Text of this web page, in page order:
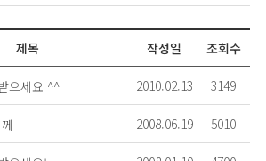
제목 작성일 조회수
으세요 ^^ 2010.02.13 3149
2008.06.19 5010